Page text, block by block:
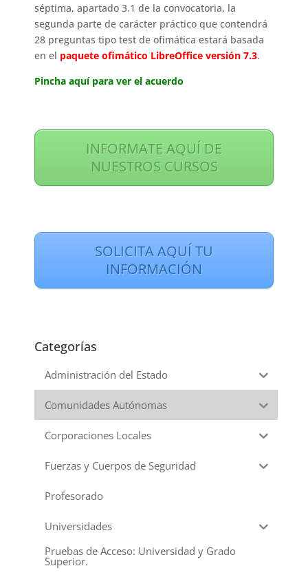
séptima, apartado 3.1 de la convocatoria, la
segunda parte de carácter práctico que contendrá
28 preguntas tipo test de ofimática estará basada
en el paquete ofimático LibreOffice versión 7.3.
Pincha aquí para ver el acuerdo
INFORMATE AQUÍ DE
NUESTROS CURSOS
SOLICITA AQUÍ TU
INFORMACIÓN
Categorías
Administración del Estado
Comunidades Autónomas
Corporaciones Locales
Fuerzas y Cuerpos de Seguridad
Profesorado
Universidades
Pruebas de Acceso: Universidad y Grado
Superior.